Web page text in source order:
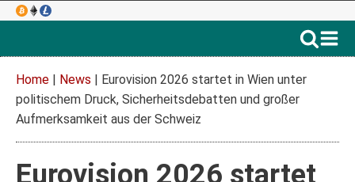
Home | News | Eurovision 2026 startet in Wien unter
politischem Druck, Sicherheitsdebatten und großer
Aufmerksamkeit aus der Schweiz
Eurovision 2026 startet